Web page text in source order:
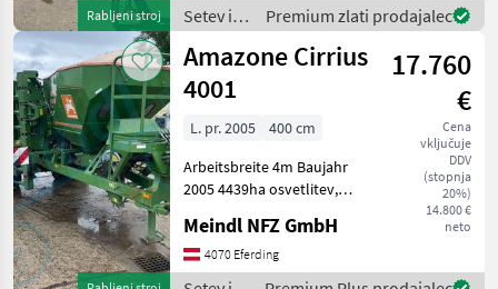
Rabljeni stroj
stufenloser hydraulischer
Tiefenei
Setev in
nega /
Horsch
Premium zlati prodajalec
Amazone Cirrius
4001
17.760
€
Cena
vključuje
DDV
(stopnja
20%)
14.800 €
neto
L. pr. 2005
400 cm
Arbeitsbreite 4m Baujahr
2005 4439ha osvetlitev,
natančno česalo, podvozje,
medkolesni valjar Setev in
nega Sejalnica za
Meindl NFZ GmbH
4070 Eferding